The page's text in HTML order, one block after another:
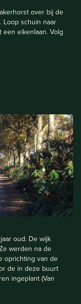
over bij de
Loop schuin naar
eikenlaan. Volg
oud. De wijk
werden na de
oprichting van de
de in deze buurt
ingeplant (Van